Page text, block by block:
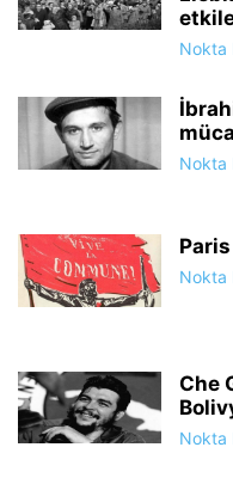
Nokta
Nokta
Nokta
Che
Nokta